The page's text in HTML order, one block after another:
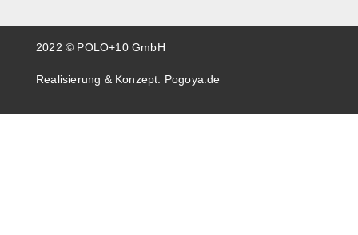
2022 © POLO+10 GmbH
Realisierung & Konzept: Pogoya.de